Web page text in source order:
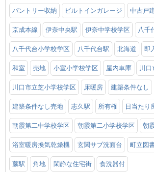
パントリー収納 ビルトインガレージ 中古戸
京成本線 伊奈中央駅 伊奈中学校学区 八千
八千代台小学校学区 八千代台駅 北海道 即
和室 売地 小室小学校学区 屋内車庫 川
川口市立芝小学校学区 床暖房 建築条件なし
建築条件なし売地 志久駅 所有権 日当たり
朝霞第二中学校学区 朝霞第二小学校学区 朝
浴室暖房換気乾燥機 玄関サブ洗面台 町立図
蕨駅 角地 閑静な住宅街 食洗器付